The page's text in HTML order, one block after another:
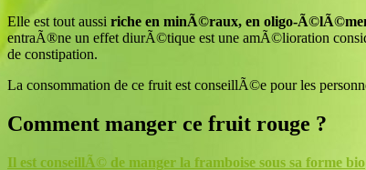
Elle est tout aussi riche en minÃ©raux, en oligo-
entraÃ®ne un effet diurÃ©tique est une amÃ©lioration
de constipation.
La consommation de ce fruit est conseillÃ©e pour les
Comment manger ce fruit rouge ?
Il est conseillÃ© de manger la framboise sous sa forme bio